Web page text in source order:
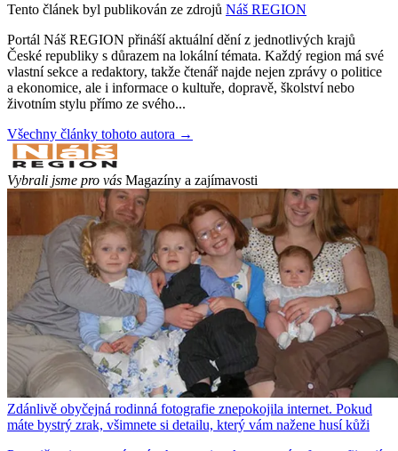
Tento článek byl publikován ze zdrojů Náš REGION
Portál Náš REGION přináší aktuální dění z jednotlivých krajů
České republiky s důrazem na lokální témata. Každý region má své
vlastní sekce a redaktory, takže čtenář najde nejen zprávy o politice
a ekonomice, ale i informace o kultuře, dopravě, školství nebo
životním stylu přímo ze svého...
Všechny články tohoto autora →
Vybrali jsme pro vás Magazíny a zajímavosti
Zdánlivě obyčejná rodinná fotografie znepokojila internet. Pokud
máte bystrý zrak, všimnete si detailu, který vám nažene husí kůži